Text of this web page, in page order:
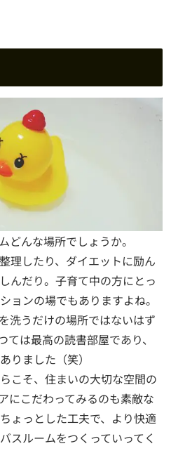
どんな場所でしょうか。
理したり、ダイエットに励ん
んだり。子育て中の方にとっ
ョンの場でもありますよね。
洗うだけの場所ではないはず
は最高の読書部屋であり、
りました（笑）
こそ、住まいの大切な空間の
にこだわってみるのも素敵な
ょっとした工夫で、より快適
スルームをつくっていってく